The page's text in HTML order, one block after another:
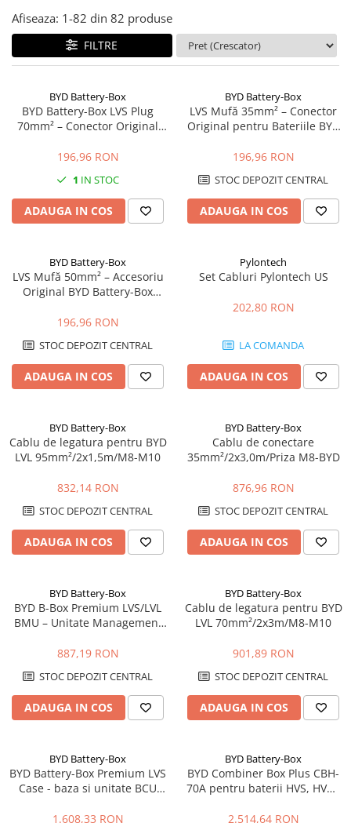
Afiseaza: 1-82 din 82 produse
FILTRE
BYD Battery-Box
BYD Battery-Box LVS Plug
70mm² – Conector Original
196,96 RON
1 IN STOC
ADAUGA IN COS
BYD Battery-Box
LVS Mufă 35mm² – Conector
Original pentru Bateriile BYD
196,96 RON
STOC DEPOZIT CENTRAL
ADAUGA IN COS
BYD Battery-Box
LVS Mufă 50mm² – Accesoriu
Original BYD Battery-Box
196,96 RON
STOC DEPOZIT CENTRAL
ADAUGA IN COS
Pylontech
Set Cabluri Pylontech US
202,80 RON
LA COMANDA
ADAUGA IN COS
BYD Battery-Box
Cablu de legatura pentru BYD
LVL 95mm²/2x1,5m/M8-M10
832,14 RON
STOC DEPOZIT CENTRAL
ADAUGA IN COS
BYD Battery-Box
Cablu de conectare
35mm²/2x3,0m/Priza M8-BYD
876,96 RON
STOC DEPOZIT CENTRAL
ADAUGA IN COS
BYD Battery-Box
BYD B-Box Premium LVS/LVL
BMU – Unitate Management
887,19 RON
STOC DEPOZIT CENTRAL
ADAUGA IN COS
BYD Battery-Box
Cablu de legatura pentru BYD
LVL 70mm²/2x3m/M8-M10
901,89 RON
STOC DEPOZIT CENTRAL
ADAUGA IN COS
BYD Battery-Box
BYD Battery-Box Premium LVS
Case - baza si unitate BCU
tensiune
1.608,33 RON
BYD Battery-Box
BYD Combiner Box Plus CBH-
70A pentru baterii HVS, HVM,
2.514,64 RON